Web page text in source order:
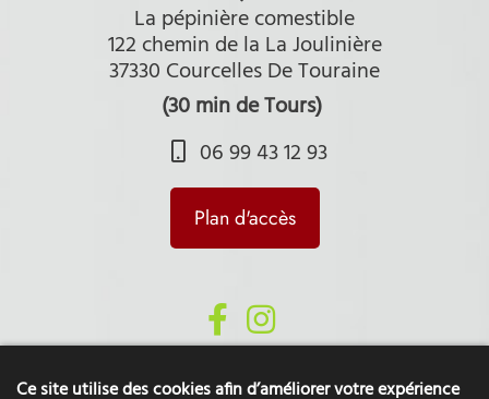
La pépinière comestible
122 chemin de la La Joulinière
37330 Courcelles De Touraine
(30 min de Tours)
06 99 43 12 93
Plan d'accès
Ce site utilise des cookies afin d’améliorer votre expérience